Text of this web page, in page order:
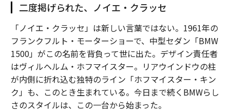
二度掲げられた、ノイエ・クラッセ
「ノイエ・クラッセ」は新しい言葉ではない。1961年の
フランクフルト・モーターショーで、中型セダン「BMW
1500」がこの名前を背負って世に出た。デザイン責任者
はヴィルヘルム・ホフマイスター。リアウインドウの柱
が内側に折れ込む独特のライン「ホフマイスター・キン
ク」も、このとき生まれている。今日まで続くBMWらし
さのスタイルは、この一台から始まった。